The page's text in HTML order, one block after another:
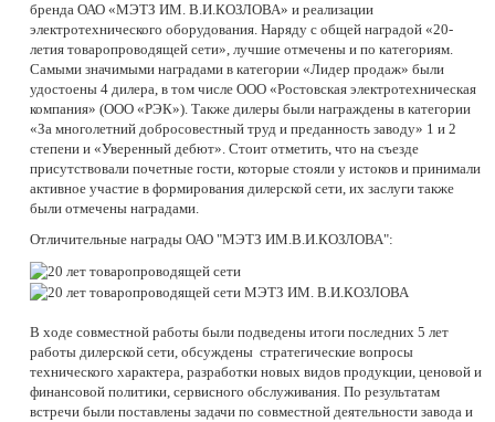
бренда ОАО «МЭТЗ ИМ. В.И.КОЗЛОВА» и реализации
электротехнического оборудования. Наряду с общей наградой «20-
летия товаропроводящей сети», лучшие отмечены и по категориям.
Самыми значимыми наградами в категории «Лидер продаж» были
удостоены 4 дилера, в том числе ООО «Ростовская электротехническая
компания» (ООО «РЭК»). Также дилеры были награждены в категории
«За многолетний добросовестный труд и преданность заводу» 1 и 2
степени и «Уверенный дебют». Стоит отметить, что на съезде
присутствовали почетные гости, которые стояли у истоков и принимали
активное участие в формирования дилерской сети, их заслуги также
были отмечены наградами.
Отличительные награды ОАО "МЭТЗ ИМ.В.И.КОЗЛОВА":
В ходе совместной работы были подведены итоги последних 5 лет
работы дилерской сети, обсуждены стратегические вопросы
технического характера, разработки новых видов продукции, ценовой и
финансовой политики, сервисного обслуживания. По результатам
встречи были поставлены задачи по совместной деятельности завода и